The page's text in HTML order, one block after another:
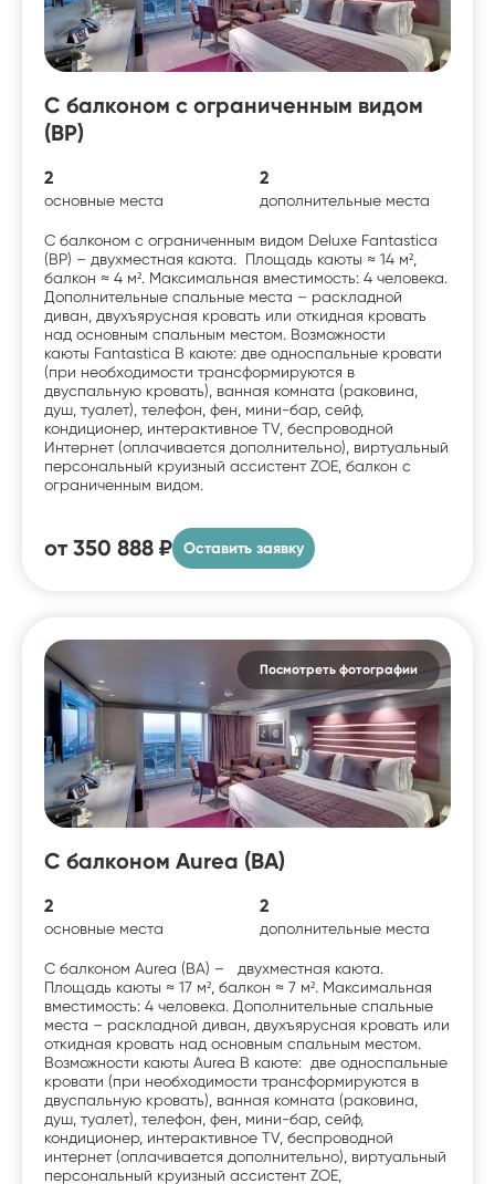
С балконом с ограниченным видом
(BP)
2
основные места
2
дополнительные места
С балконом c ограниченным видом Deluxe Fantastica
(BP) – двухместная каюта. Площадь каюты ≈ 14 м²,
балкон ≈ 4 м². Максимальная вместимость: 4 человека.
Дополнительные спальные места – раскладной
диван, двухъярусная кровать или откидная кровать
над основным спальным местом. Возможности
каюты Fantastica В каюте: две односпальные кровати
(при необходимости трансформируются в
двуспальную кровать), ванная комната (раковина,
душ, туалет), телефон, фен, мини-бар, сейф,
кондиционер, интерактивное TV, беспроводной
Интернет (оплачивается дополнительно), виртуальный
персональный круизный ассистент ZOE, балкон с
ограниченным видом.
от 350 888 ₽ Оставить заявку
Посмотреть фотографии
С балконом Aurea (BA)
2
основные места
2
дополнительные места
С балконом Aurea (BA) – двухместная каюта.
Площадь каюты ≈ 17 м², балкон ≈ 7 м². Максимальная
вместимость: 4 человека. Дополнительные спальные
места – раскладной диван, двухъярусная кровать или
откидная кровать над основным спальным местом.
Возможности каюты Aurea В каюте: две односпальные
кровати (при необходимости трансформируются в
двуспальную кровать), ванная комната (раковина,
душ, туалет), телефон, фен, мини-бар, сейф,
кондиционер, интерактивное TV, беспроводной
интернет (оплачивается дополнительно), виртуальный
персональный круизный ассистент ZOE,